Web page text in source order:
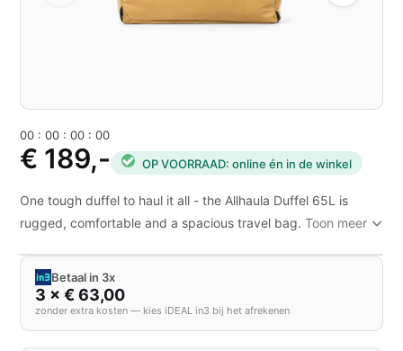
00 :00 :00 :00
€ 189,- OP VOORRAAD: online én in de winkel
One tough duffel to haul it all - the Allhaula Duffel 65L is
rugged, comfortable and a spacious travel bag.Toon meer
Betaal in 3x
3 × € 63,00
zonder extra kosten — kies iDEAL in3 bij het afrekenen